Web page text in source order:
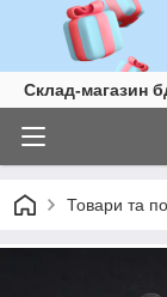
Склад-магазин
Товари та